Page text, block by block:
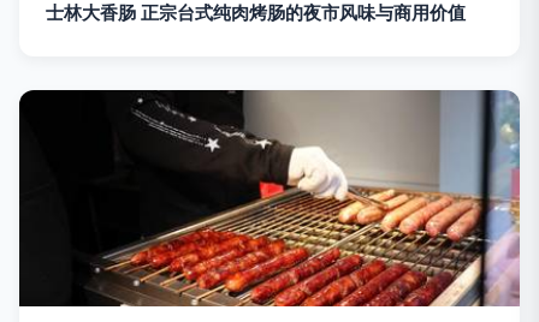
士林大香肠 正宗台式纯肉烤肠的夜市风味与商用价值